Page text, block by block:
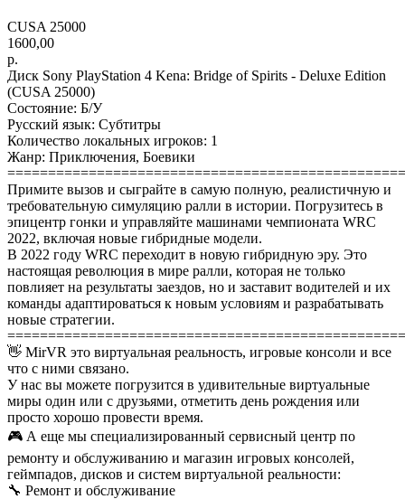
CUSA 25000
1600,00
р.
Диск Sony PlayStation 4 Kena: Bridge of Spirits - Deluxe Edition
(CUSA 25000)
Состояние: Б/У
Русский язык: Субтитры
Количество локальных игроков: 1
Жанр: Приключения, Боевики
Примите вызов и сыграйте в самую полную, реалистичную и
требовательную симуляцию ралли в истории. Погрузитесь в
эпицентр гонки и управляйте машинами чемпионата WRC
2022, включая новые гибридные модели.
В 2022 году WRC переходит в новую гибридную эру. Это
настоящая революция в мире ралли, которая не только
повлияет на результаты заездов, но и заставит водителей и их
команды адаптироваться к новым условиям и разрабатывать
новые стратегии.
👋 MirVR это виртуальная реальность, игровые консоли и все
что с ними связано.
У нас вы можете погрузится в удивительные виртуальные
миры один или с друзьями, отметить день рождения или
просто хорошо провести время.
🎮 А еще мы специализированный сервисный центр по
ремонту и обслуживанию и магазин игровых консолей,
геймпадов, дисков и систем виртуальной реальности:
🔧 Ремонт и обслуживание